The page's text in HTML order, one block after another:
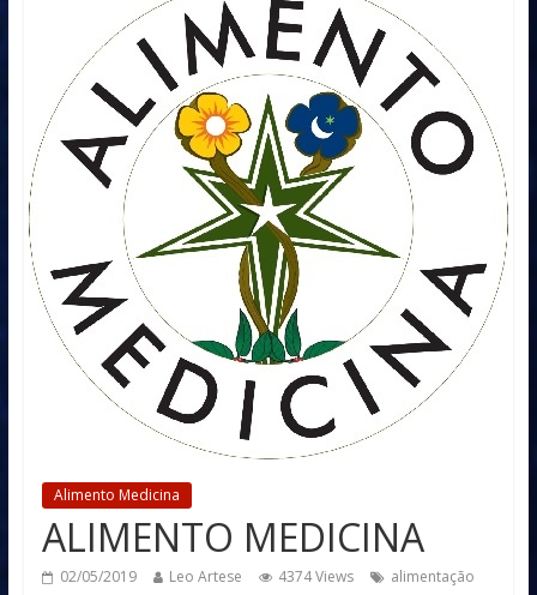
Alimento Medicina
ALIMENTO MEDICINA
02/05/2019 Leo Artese 4374 Views
alimentação